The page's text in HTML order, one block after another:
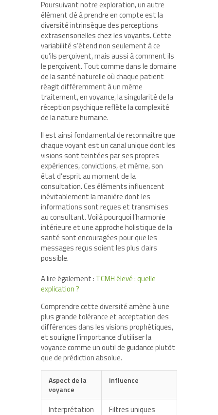
Poursuivant notre exploration, un autre
élément clé à prendre en compte est la
diversité intrinsèque des perceptions
extrasensorielles chez les voyants. Cette
variabilité s’étend non seulement à ce
qu’ils perçoivent, mais aussi à comment ils
le perçoivent. Tout comme dans le domaine
de la santé naturelle où chaque patient
réagit différemment à un même
traitement, en voyance, la singularité de la
réception psychique reflète la complexité
de la nature humaine.
Il est ainsi fondamental de reconnaître que
chaque voyant est un canal unique dont les
visions sont teintées par ses propres
expériences, convictions, et même, son
état d’esprit au moment de la
consultation. Ces éléments influencent
inévitablement la manière dont les
informations sont reçues et transmises
au consultant. Voilà pourquoi l’harmonie
intérieure et une approche holistique de la
santé sont encouragées pour que les
messages reçus soient les plus clairs
possible.
A lire également : TCMH élevé : quelle
explication ?
Comprendre cette diversité amène à une
plus grande tolérance et acceptation des
différences dans les visions prophétiques,
et souligne l’importance d’utiliser la
voyance comme un outil de guidance plutôt
que de prédiction absolue.
Aspect de la
voyance
Influence
Interprétation
Filtres uniques